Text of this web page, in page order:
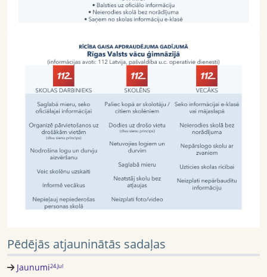
Pēdējās atjauninātās sadaļas
Jaunumi24.Jul